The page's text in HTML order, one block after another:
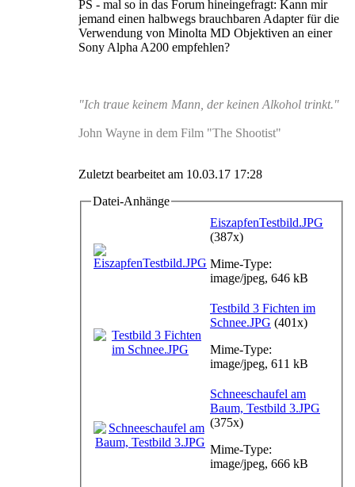
PS - mal so in das Forum hineingefragt: Kann mir
jemand einen halbwegs brauchbaren Adapter für die
Verwendung von Minolta MD Objektiven an einer
Sony Alpha A200 empfehlen?
"Ich traue keinem Mann, der keinen Alkohol trinkt."
John Wayne in dem Film "The Shootist"
Zuletzt bearbeitet am 10.03.17 17:28
Datei-Anhänge
EiszapfenTestbild.JPG
(387x)
Mime-Type:
image/jpeg, 646 kB
Testbild 3 Fichten im
Schnee.JPG (401x)
Mime-Type:
image/jpeg, 611 kB
Schneeschaufel am
Baum, Testbild 3.JPG
(375x)
Mime-Type:
image/jpeg, 666 kB